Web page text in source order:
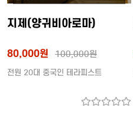
지제(양귀비아로마)
80,000원 100,000원
전원 20대 중국인 테라피스트